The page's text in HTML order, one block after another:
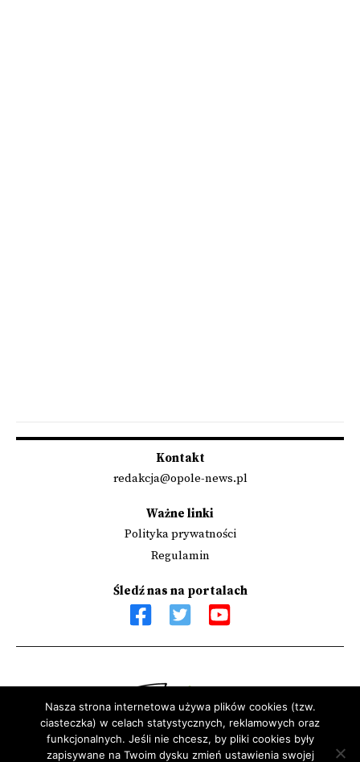
Kontakt
redakcja@opole-news.pl
Ważne linki
Polityka prywatności
Regulamin
Śledź nas na portalach
Sfinansowano przez Narodowy Instytut Wolności - Centrum
Rozwoju Społeczeństwa Obywatelskiego ze środków Programu
Nasza strona internetowa używa plików cookies (tzw.
ciasteczka) w celach statystycznych, reklamowych oraz
funkcjonalnych. Jeśli nie chcesz, by pliki cookies były
zapisywane na Twoim dysku zmień ustawienia swojej